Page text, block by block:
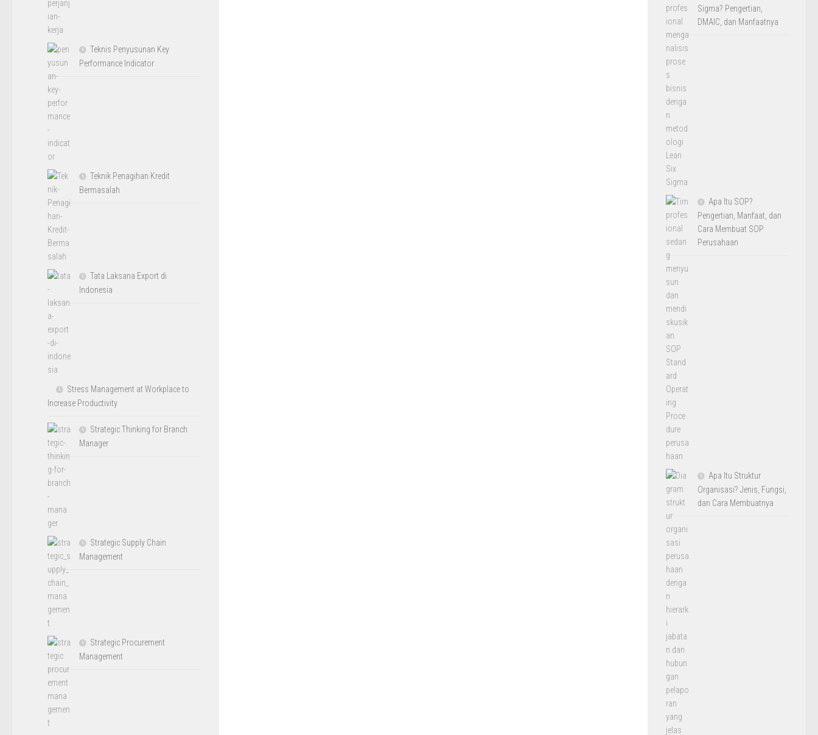
Teknis Penyusunan Key
Performance Indicator
Teknik Penagihan Kredit
Bermasalah
Tata Laksana Export di
Indonesia
Stress Management at Workplace to
Increase Productivity
Strategic Thinking for Branch
Manager
Strategic Supply Chain
Management
Strategic Procurement
Management
Sigma? Pengertian,
DMAIC, dan Manfaatnya
Apa Itu SOP?
Pengertian, Manfaat, dan
Cara Membuat SOP
Perusahaan
Apa Itu Struktur
Organisasi? Jenis, Fungsi,
dan Cara Membuatnya